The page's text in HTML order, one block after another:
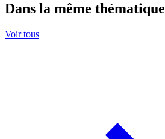
Dans la même thématique
Voir tous